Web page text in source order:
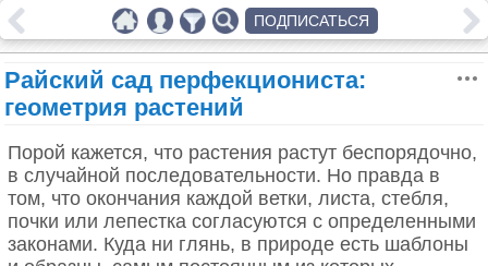
Райский сад перфекциониста:
геометрия растений
Порой кажется, что растения растут беспорядочно,
в случайной последовательности. Но правда в
том, что окончания каждой ветки, листа, стебля,
почки или лепестка согласуются с определенными
законами. Куда ни глянь, в природе есть шаблоны
ПОДПИСАТЬСЯ